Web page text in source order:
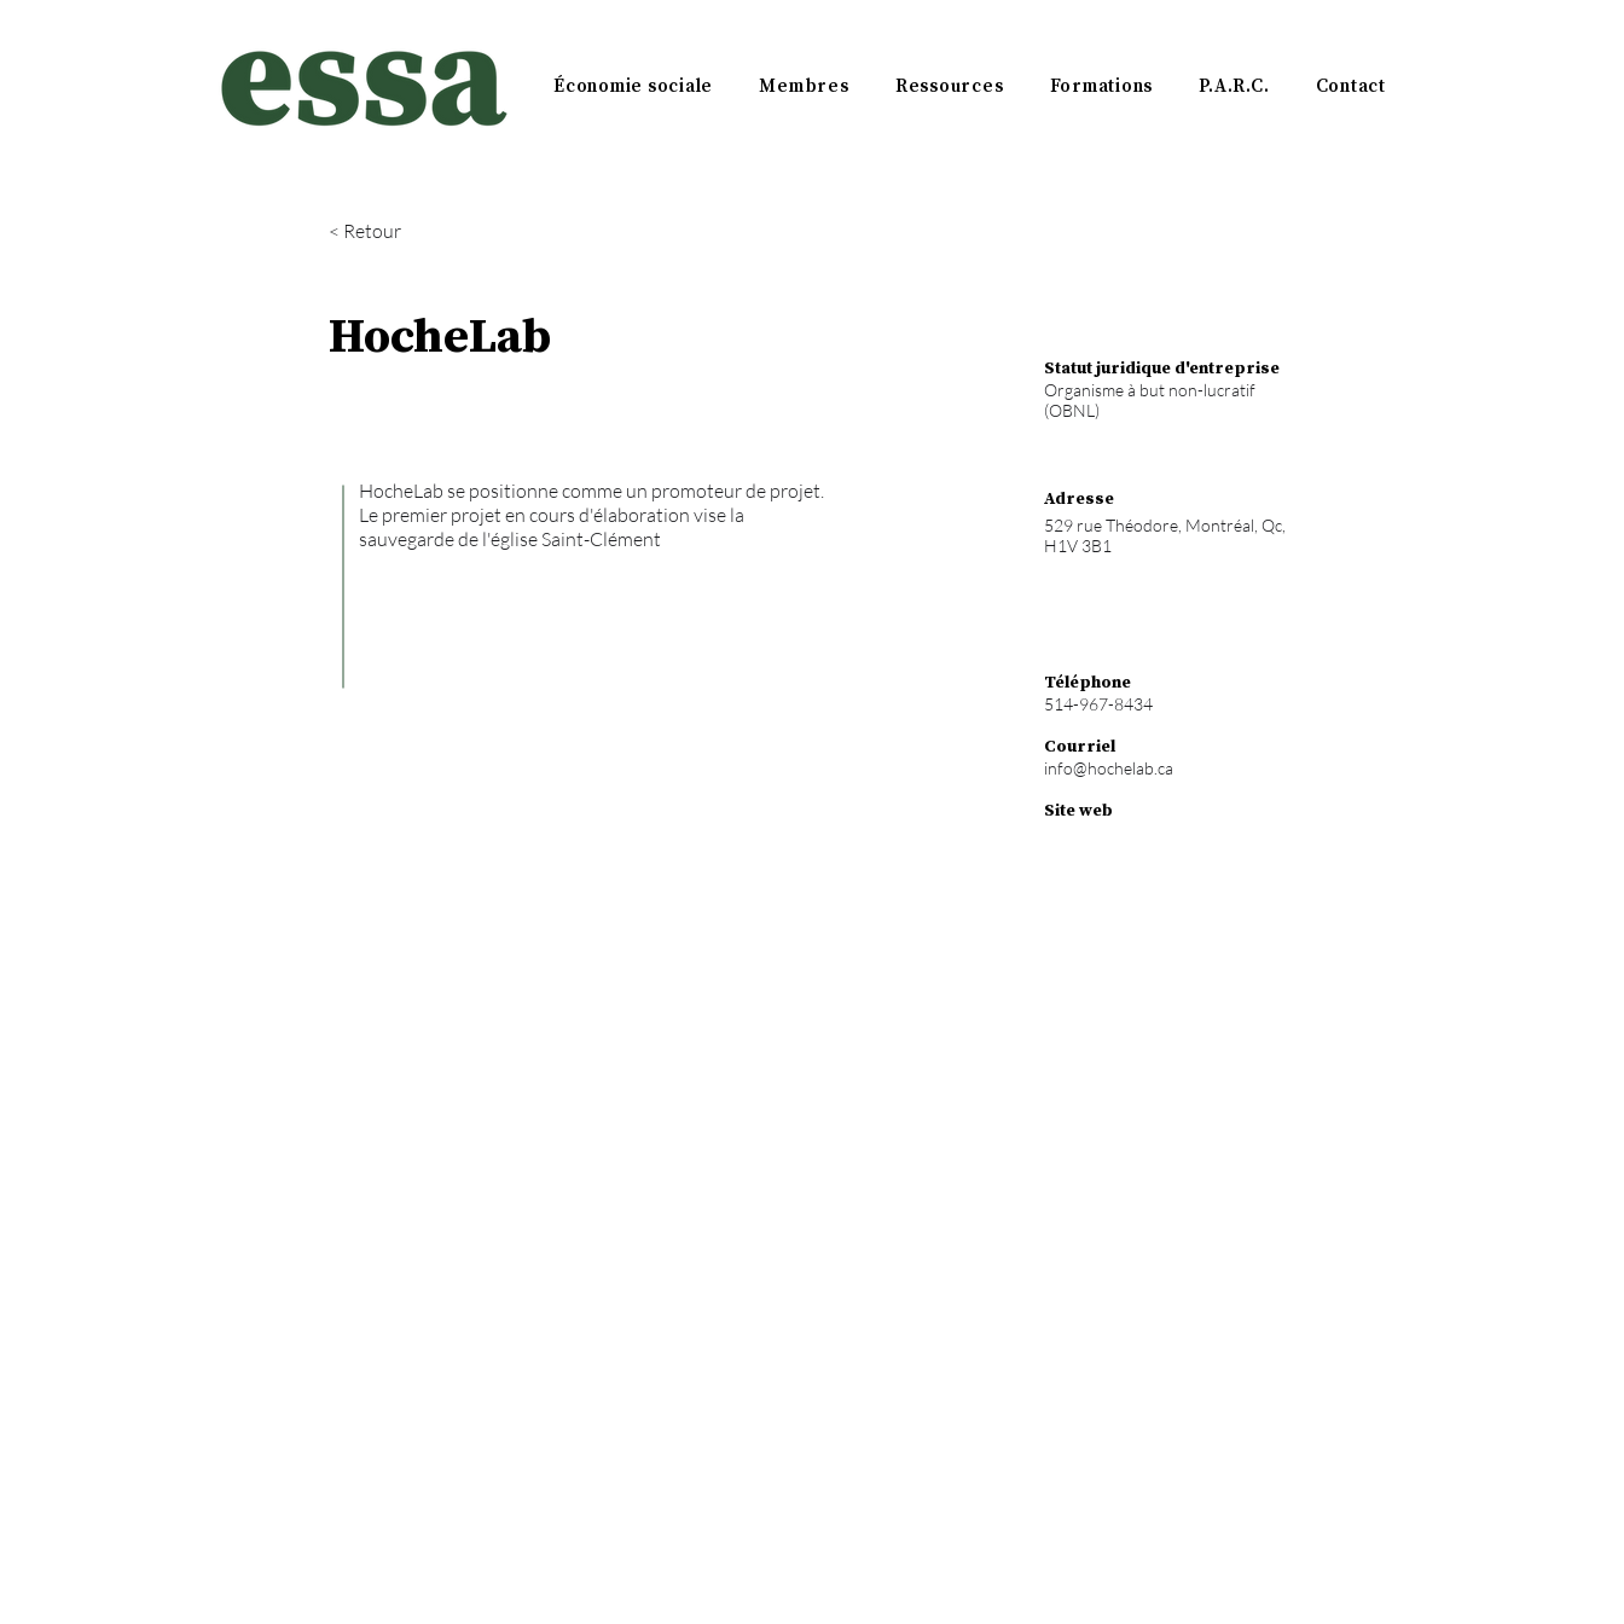
Économie sociale Membres Ressources Formations P.A.R.C. Contact
< Retour
HocheLab
HocheLab se positionne comme un promoteur de projet.
Le premier projet en cours d'élaboration vise la
sauvegarde de l'église Saint-Clément
Statut juridique d'entreprise
Organisme à but non-lucratif
(OBNL)
Adresse
529 rue Théodore, Montréal, Qc,
H1V 3B1
Téléphone
514-967-8434
Courriel
info@hochelab.ca
Site web